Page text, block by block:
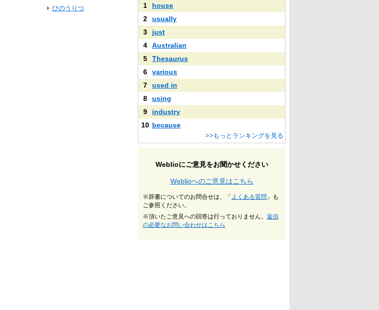
ひのうりつ
1
house
2
usually
3
just
4
Australian
5
Thesaurus
6
various
7
used in
8
using
9
industry
10 because
>>もっとランキングを見る
Weblioにご意見をお聞かせください
Weblioへのご意見はこちら
※辞書についてのお問合せは、「 よくある質問 」も
ご参照ください。
※頂いたご意見への回答は行っておりません。 返信
の必要なお問い合わせはこちら